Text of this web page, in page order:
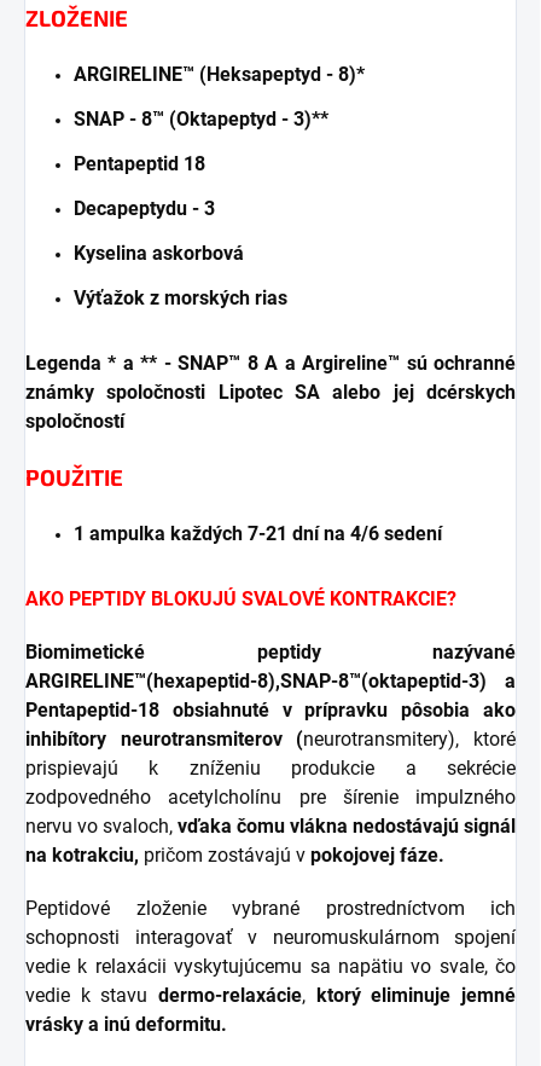
ZLOŽENIE
ARGIRELINE™ (Heksapeptyd - 8)*
SNAP - 8™ (Oktapeptyd - 3)**
Pentapeptid 18
Decapeptydu - 3
Kyselina askorbová
Výťažok z morských rias
Legenda * a ** - SNAP™ 8 A a Argireline™ sú ochranné
známky spoločnosti Lipotec SA alebo jej dcérskych
spoločností
POUŽITIE
1 ampulka každých 7-21 dní na 4/6 sedení
AKO PEPTIDY BLOKUJÚ SVALOVÉ KONTRAKCIE?
Biomimetické peptidy nazývané
ARGIRELINE™(hexapeptid-8),SNAP-8™(oktapeptid-3) a
Pentapeptid-18 obsiahnuté v prípravku pôsobia ako
inhibítory neurotransmiterov (neurotransmitery), ktoré
prispievajú k zníženiu produkcie a sekrécie
zodpovedného acetylcholínu pre šírenie impulzného
nervu vo svaloch, vďaka čomu vlákna nedostávajú signál
na kotrakciu, pričom zostávajú v pokojovej fáze.
Peptidové zloženie vybrané prostredníctvom ich
schopnosti interagovať v neuromuskulárnom spojení
vedie k relaxácii vyskytujúcemu sa napätiu vo svale, čo
vedie k stavu dermo-relaxácie,
ktorý eliminuje jemné
vrásky a inú deformitu.